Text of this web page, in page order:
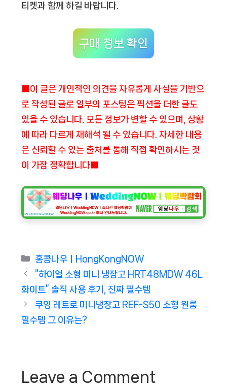
티켓과 함께 하길 바랍니다.
구매 정보 확인
■이 글은 개인적인 의견을 자유롭게 사실을 기반으
로 작성된 글로 일부의 포스팅은 픽션을 더한 글도
있을 수 있습니다. 모든 정보가 변할 수 있으며, 상황
에 따라 다르게 재해석 될 수 있습니다. 자세한 내용
은 신뢰할 수 있는 출처를 통해 직접 확인하시는 것
이 가장 정확합니다■
Categories
홍콩나우ㅣHongKongNOW
“하이얼 소형 미니 냉장고 HRT48MDW 46L
화이트” 솔직 사용 후기, 진짜 필수템
쿠잉 레트로 미니냉장고 REF-S50 소형 원룸
필수템 그 이유는?
Leave a Comment